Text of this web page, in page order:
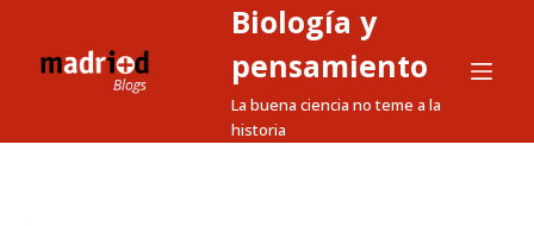
a
Biología y
pensamiento
La buena ciencia no teme a la
historia